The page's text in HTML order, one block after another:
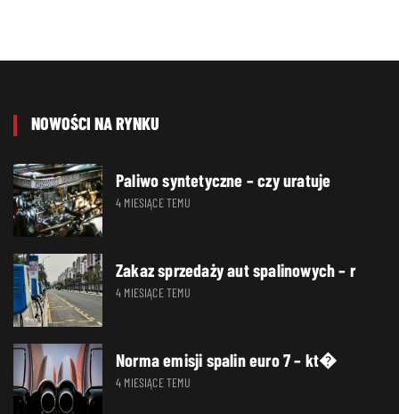
NOWOŚCI NA RYNKU
Paliwo syntetyczne – czy uratuje
4 MIESIĄCE TEMU
Zakaz sprzedaży aut spalinowych – r
4 MIESIĄCE TEMU
Norma emisji spalin euro 7 – kt�
4 MIESIĄCE TEMU